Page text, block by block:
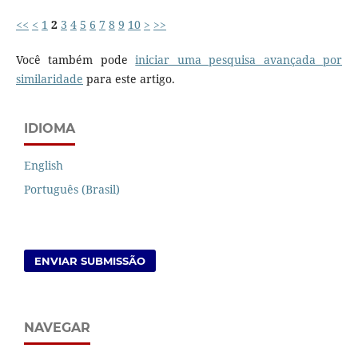
<< < 1 2 3 4 5 6 7 8 9 10 > >>
Você também podeiniciar uma pesquisa avançada por
similaridade para este artigo.
IDIOMA
English
Português (Brasil)
ENVIAR SUBMISSÃO
NAVEGAR